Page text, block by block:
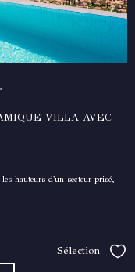
VILLA AVEC
hauteurs d'un secteur prisé,
Sélection